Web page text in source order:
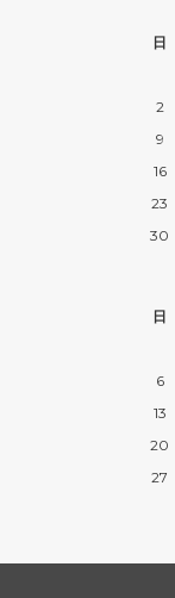
日
2
9
16
23
30
日
6
13
20
27